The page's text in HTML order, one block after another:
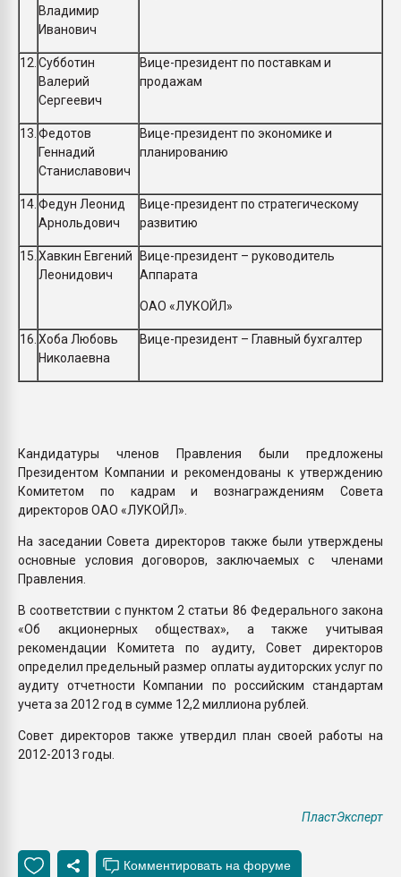
Владимир
Иванович
12. Субботин
Валерий
Сергеевич
Вице-президент по поставкам и
продажам
13. Федотов
Геннадий
Станиславович
Вице-президент по экономике и
планированию
14. Федун Леонид
Арнольдович
Вице-президент по стратегическому
развитию
15. Хавкин Евгений
Леонидович
Вице-президент – руководитель
Аппарата
ОАО «ЛУКОЙЛ»
16. Хоба Любовь
Николаевна
Вице-президент – Главный бухгалтер
Кандидатуры членов Правления были предложены
Президентом Компании и рекомендованы к утверждению
Комитетом по кадрам и вознаграждениям Совета
директоров ОАО «ЛУКОЙЛ».
На заседании Совета директоров также были утверждены
основные условия договоров, заключаемых с членами
Правления.
В соответствии с пунктом 2 статьи 86 Федерального закона
«Об акционерных обществах», а также учитывая
рекомендации Комитета по аудиту, Совет директоров
определил предельный размер оплаты аудиторских услуг по
аудиту отчетности Компании по российским стандартам
учета за 2012 год в сумме 12,2 миллиона рублей.
Совет директоров также утвердил план своей работы на
2012-2013 годы.
ПластЭксперт